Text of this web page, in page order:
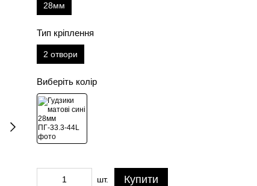
28мм
Тип кріплення
2 отвори
Виберіть колір
шт. Купити